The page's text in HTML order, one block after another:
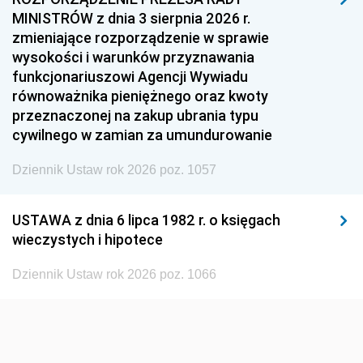
1954 1953
1951 1950
1948 1947
1945 1944 1939
1938 1937 1936
1935 1934
1929 1928 1927
MINISTRÓW z dnia 3 sierpnia 2026 r.
zmieniające rozporządzenie w sprawie
wysokości i warunków przyznawania
funkcjonariuszowi Agencji Wywiadu
równoważnika pieniężnego oraz kwoty
przeznaczonej na zakup ubrania typu
cywilnego w zamian za umundurowanie
Dziennik Ustaw rok 2026 poz. 1057
USTAWA z dnia 6 lipca 1982 r. o księgach
wieczystych i hipotece
Dziennik Ustaw rok 2026 poz. 1066